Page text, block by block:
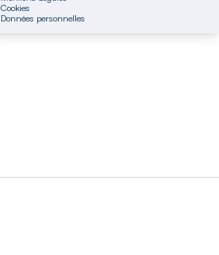
Cookies
Données personnelles